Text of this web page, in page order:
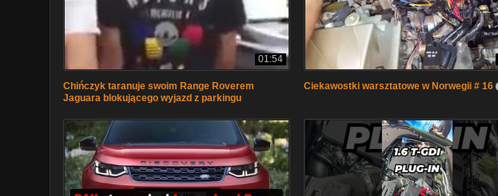
01:54
Chińczyk taranuje swoim Range Roverem
Jaguara blokującego wyjazd z parkingu
Ciekawostki warsztatowe w Norwegii # 16